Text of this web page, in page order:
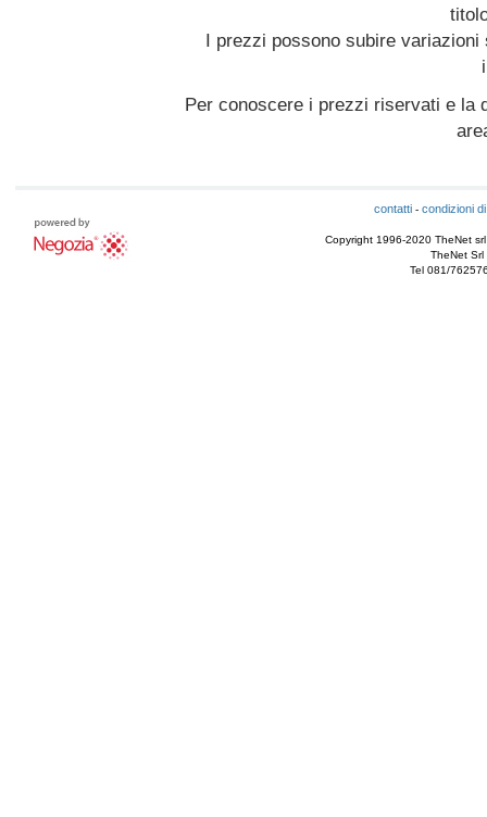
I prezzi possono subire
Per conoscere i prezzi riservati e la
contatti- condizioni
Copyright 1996-2020 TheNet
TheNet Srl
Tel 081/